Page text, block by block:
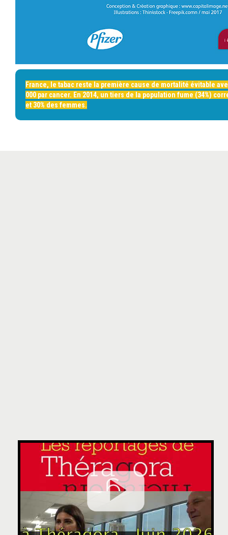
France, le tabac reste la première cause de mortalité évitable
000 par cancer. En 2014, un tiers de la population fume (34%)
et 30% des femmes.